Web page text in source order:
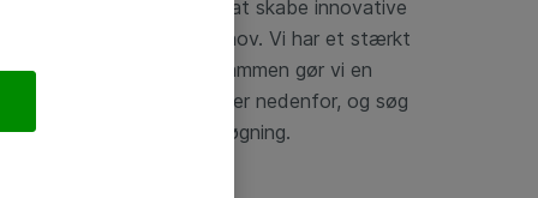
med vores kunder for at skabe innovative
der matcher deres behov. Vi har et stærkt
og har det sjovt, og sammen gør vi en
ledige konsulentstillinger nedenfor, og søg
os til at læse din ansøgning.